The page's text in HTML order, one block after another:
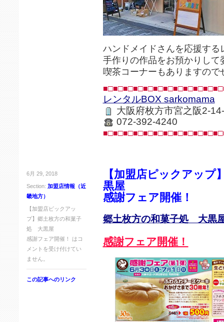
ハンドメイドさんを応援する
手作りの作品をお預かりして
喫茶コーナーもありますの
レンタルBOX sarkomama
大阪府枚方市宮之阪2-
072-392-4240
6月 29, 2018
Section: 加盟店情報（近
畿地方）
【加盟店ピックアッ
プ】郷土枚方の和菓子
処 大黒屋
感謝フェア開催！ は コ
メントを受け付けてい
ません。
この記事へのリンク
【加盟店ピックアッ
黒屋
感謝フェア開催！
郷土枚方の和菓子処 大黒
感謝フェア開催！